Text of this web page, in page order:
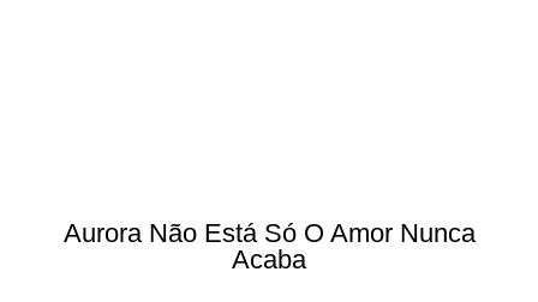
Aurora Não Está Só O Amor Nunca
Acaba